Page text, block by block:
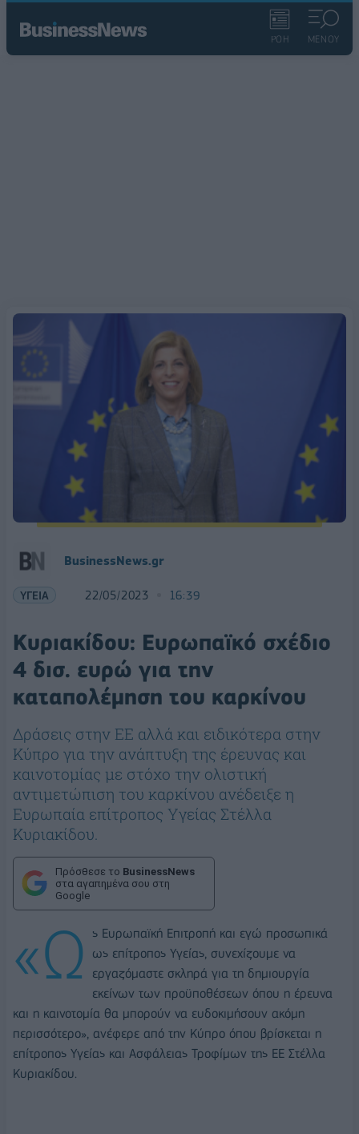
ΡΟΗ ΜΕΝΟΥ
BusinessNews.gr
ΥΓΕΙΑ 22/05/2023 16:39
Κυριακίδου: Ευρωπαϊκό σχέδιο
4 δισ. ευρώ για την
καταπολέμηση του καρκίνου
Δράσεις στην ΕΕ αλλά και ειδικότερα στην
Κύπρο για την ανάπτυξη της έρευνας και
καινοτομίας με στόχο την ολιστική
αντιμετώπιση του καρκίνου ανέδειξε η
Ευρωπαία επίτροπος Υγείας Στέλλα
Κυριακίδου.
Πρόσθεσε το BusinessNews
στα αγαπημένα σου στη
Google
«Ω
ς Ευρωπαϊκή Επιτροπή και εγώ προσωπικά
ως επίτροπος Υγείας, συνεχίζουμε να
εργαζόμαστε σκληρά για τη δημιουργία
εκείνων των προϋποθέσεων όπου η έρευνα
και η καινοτομία θα μπορούν να ευδοκιμήσουν ακόμη
περισσότερο», ανέφερε από την Κύπρο όπου βρίσκεται η
επίτροπος Υγείας και Ασφάλειας Τροφίμων της ΕΕ Στέλλα
Κυριακίδου.